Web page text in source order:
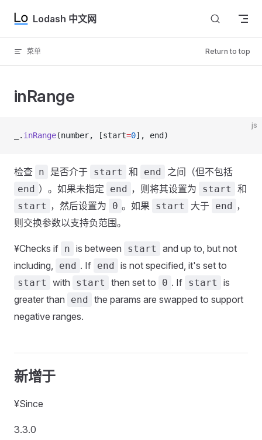
Skip to content
Lodash 中文网
菜单 Return to top
inRange
js
_. inRange(number, [start=0], end)
检查 n 是否介于 start 和 end 之间（但不包括
end ）。如果未指定 end ，则将其设置为 start 和
start ，然后设置为 0 。如果 start 大于 end ，
则交换参数以支持负范围。
¥Checks if n is between start
and up to, but not
including,
end . If end is not specified, it's set to
start with start then set to 0 . If start
is
greater than
end the params are swapped to support
negative ranges.
新增于
¥Since
3.3.0